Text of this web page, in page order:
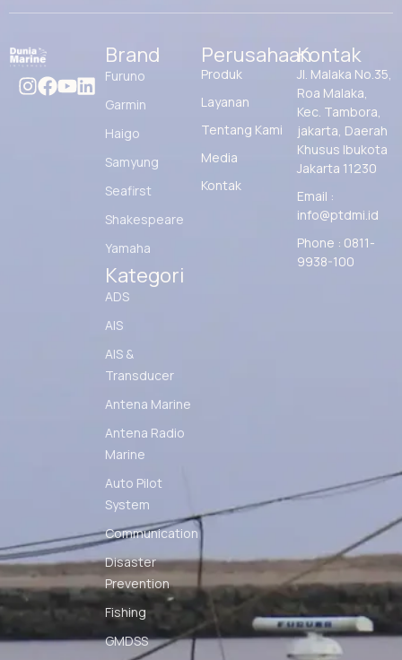
Brand
Furuno
Garmin
Haigo
Samyung
Seafirst
Shakespeare
Yamaha
Kategori
ADS
AIS
AIS &
Transducer
Antena Marine
Antena Radio
Marine
Auto Pilot
System
Communication
Disaster
Prevention
Fishing
GMDSS
Perusahaan
Produk
Layanan
Tentang Kami
Media
Kontak
Kontak
Jl. Malaka No.35,
Roa Malaka,
Kec. Tambora,
jakarta, Daerah
Khusus Ibukota
Jakarta 11230
Email :
info@ptdmi.id
Phone : 0811-
9938-100